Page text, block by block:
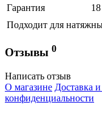
Гарантия
Подходит для
Отзывы 0
Написать отзыв
О магазине Доставка
конфиденциальности